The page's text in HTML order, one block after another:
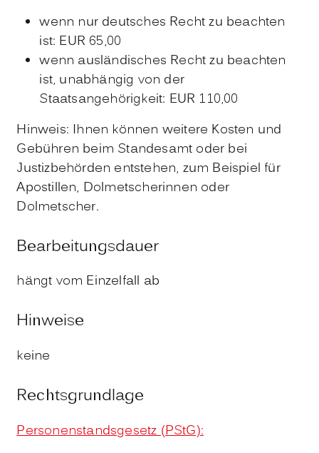
wenn nur deutsches Recht zu beachten
ist: EUR 65,00
wenn ausländisches Recht zu beachten
ist, unabhängig von der
Staatsangehörigkeit: EUR 110,00
Hinweis: Ihnen können weitere Kosten und
Gebühren beim Standesamt oder bei
Justizbehörden entstehen, zum Beispiel für
Apostillen, Dolmetscherinnen oder
Dolmetscher.
Bearbeitungsdauer
hängt vom Einzelfall ab
Hinweise
keine
Rechtsgrundlage
Personenstandsgesetz (PStG):